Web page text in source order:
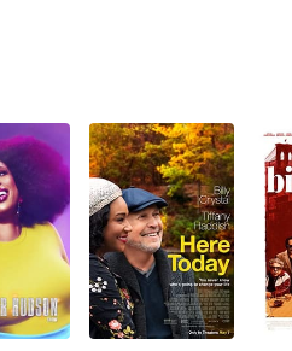
rolündeydi. 2017'de şarkıcı